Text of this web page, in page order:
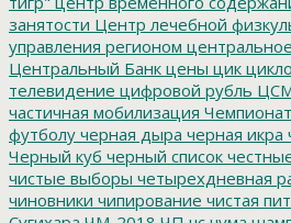
занятости Центр лечебной
управления регионом
Центральный Банк цены цик
телевидение цифровой рубль
частичная мобилизация
футболу черная дыра черная икра
Черный куб черный список
чистые выборы четырехдневная
чиновники чипирование чистая